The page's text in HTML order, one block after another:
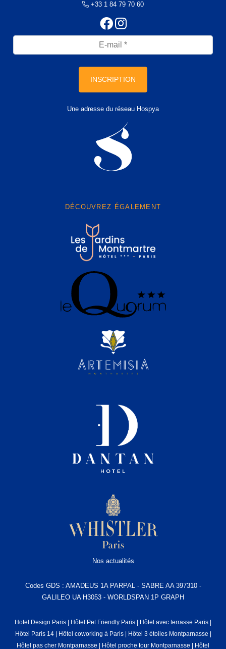
+33 1 84 79 70 60
INSCRIPTION
Une adresse du réseau Hospya
DÉCOUVREZ ÉGALEMENT
Nos actualités
Codes GDS : AMADEUS 1A PARPAL - SABRE AA 397310 -
GALILEO UA H3053 - WORLDSPAN 1P GRAPH
Hotel Design Paris | Hôtel Pet Friendly Paris | Hôtel avec terrasse Paris |
Hôtel Paris 14| Hôtel coworking à Paris| Hôtel 3 étoiles Montparnasse |
Hôtel pas cher Montparnasse | Hôtel proche tour Montparnasse | Hôtel